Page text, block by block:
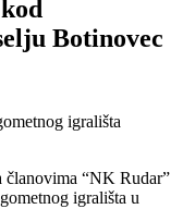
Botinovec
“NK Rudar”
igrališta u